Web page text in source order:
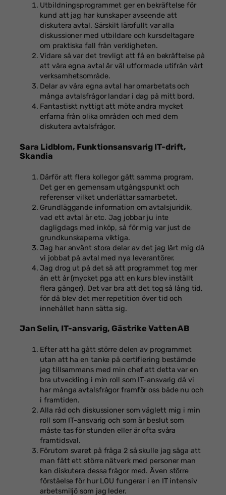
Utbildningsprogrammet ger en bekräftelse för
kund att jag har kunskaper avseende att
diskutera avtal. Särskilt lärofullt var alla
diskussioner med utbildare och kursdeltagare
om praktiska fall från verkligheten.
Vidare så var det trevligt att få en bekräftelse på
att våra egna avtal är väl utformade utifrån vårt
verksamhetsområde.
Delar av våra egna avtal har omarbetats och
många avtalsfrågor landar i dag på mitt bord.
Fantastiskt nyttigt att möte andra mycket
erfarna från olika områden och med dem
diskutera avtalsfrågor.
Sara Lidblom, Funktionsansvarig IT-drift,
Skandia
Därför att flera kollegor gått samma program.
Det ger en gemensam utgångspunkt och
referenser vilket underlättar samarbetet.
Grundläggande information om avtalsjuridik,
vad ett avtal är etc. Jag jobbar ju inte
dagligdags med inköp, så för mig var just de
grundkunskaperna viktiga.
Jag har använt stora delar av det jag lärt mig då
vi jobbat på avtal med nya leverantörer.
Jag drog ut på det så att programmet tog mer
än ett år (mycket pga att en kurs blev inställt
flera gånger). Det var bra att det tog så lång tid,
för då blev det mer repetition över tid och
innehållet hann sätta sig.
Jan Selin, IT-ansvarig, Gästrike Vatten AB
Efter att ha gått större delen av programmet
utan att ha en tanke på certifiering bestämde
jag tillsammans med min chef att detta var en
bra utveckling i min roll som IT-ansvarig då vi
har många avtalsfrågor framför oss både nu och
i framtiden.
Alla råd och diskussioner som väglett mig i min
roll som IT-ansvarig och som är beslut som
måste tas för stunden eller är ofta svåra
framtidsval.
Förutom svaret på fråga 2 så skulle jag säga att
man fått ett större nätverk med personer man
kan diskutera dessa frågor med. Även större
förståelse för hur LOU fungerar i en IT intensiv
arbetsmiljö som jag leder.